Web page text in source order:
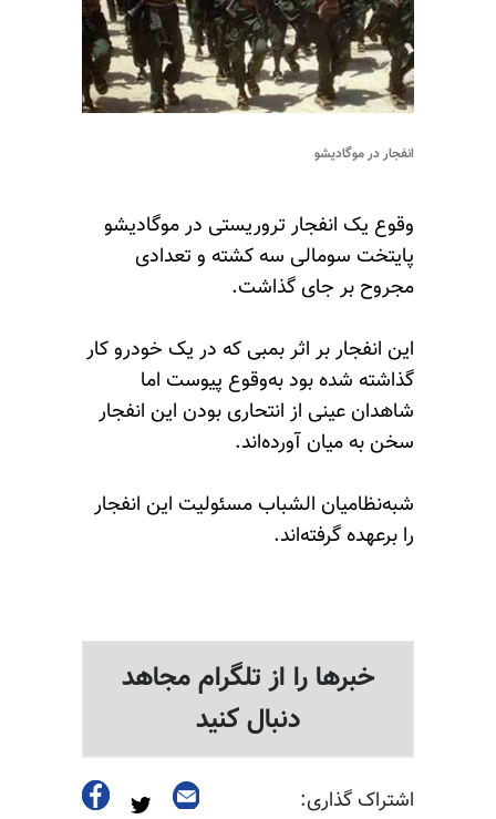
انفجار در موگادیشو
وقوع یک انفجار تروریستی در موگادیشو
پایتخت سومالی سه کشته و تعدادی
مجروح بر جای گذاشت.
این انفجار بر اثر بمبی که در یک خودرو کار
گذاشته شده بود به‌وقوع پیوست اما
شاهدان عینی از انتحاری بودن این انفجار
سخن به میان آورده‌اند.
شبه‌نظامیان الشباب مسئولیت این انفجار
را برعهده گرفته‌اند.
خبرها را از تلگرام مجاهد
دنبال کنید
اشتراک گذاری: